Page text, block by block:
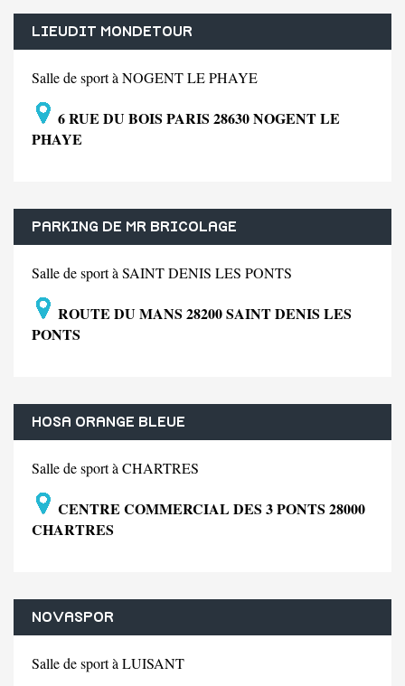
LIEUDIT MONDETOUR
Salle de sport à NOGENT LE PHAYE
6 RUE DU BOIS PARIS 28630 NOGENT LE
PHAYE
PARKING DE MR BRICOLAGE
Salle de sport à SAINT DENIS LES PONTS
ROUTE DU MANS 28200 SAINT DENIS LES
PONTS
HOSA ORANGE BLEUE
Salle de sport à CHARTRES
CENTRE COMMERCIAL DES 3 PONTS 28000
CHARTRES
NOVASPOR
Salle de sport à LUISANT